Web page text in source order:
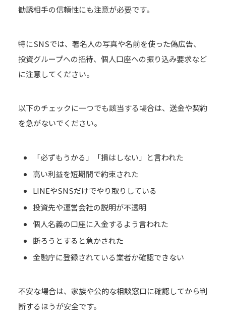
勧誘相手の信頼性にも注意が必要です。
特にSNSでは、著名人の写真や名前を使った偽広告、
投資グループへの招待、個人口座への振り込み要求など
に注意してください。
以下のチェックに一つでも該当する場合は、送金や契約
を急がないでください。
「必ずもうかる」「損はしない」と言われた
高い利益を短期間で約束された
LINEやSNSだけでやり取りしている
投資先や運営会社の説明が不透明
個人名義の口座に入金するよう言われた
断ろうとすると急かされた
金融庁に登録されている業者か確認できない
不安な場合は、家族や公的な相談窓口に確認してから判
断するほうが安全です。